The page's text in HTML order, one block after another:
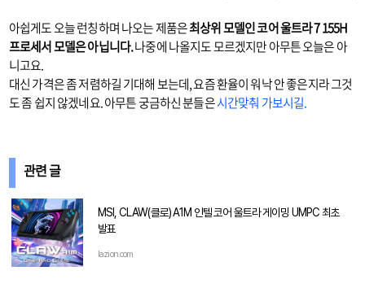
아쉽게도 오늘 런칭하며 나오는 제품은최상위 모델인 코어 울트라 7 155H
프로세서 모델은 아닙니다.나중에 나올지도 모르겠지만 아무튼 오늘은 아
니고요.
대신 가격은 좀 저렴하길 기대해 보는데, 요즘 환율이 워낙 안 좋은지라 그것
도 좀 쉽지 않겠네요. 아무튼 궁금하신 분들은시간맞춰 가보시길.
관련 글
MSI, CLAW(클로) A1M 인텔 코어 울트라 게이밍 UMPC 최초
발표
lazion.com